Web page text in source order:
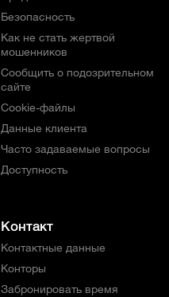
Безопасность
Как не стать жертвой
мошенников
Сообщить о подозрительном
сайте
Cookie-файлы
Данные клиента
Часто задаваемые вопросы
Доступность
Контакт
Контактные данные
Конторы
Забронировать время